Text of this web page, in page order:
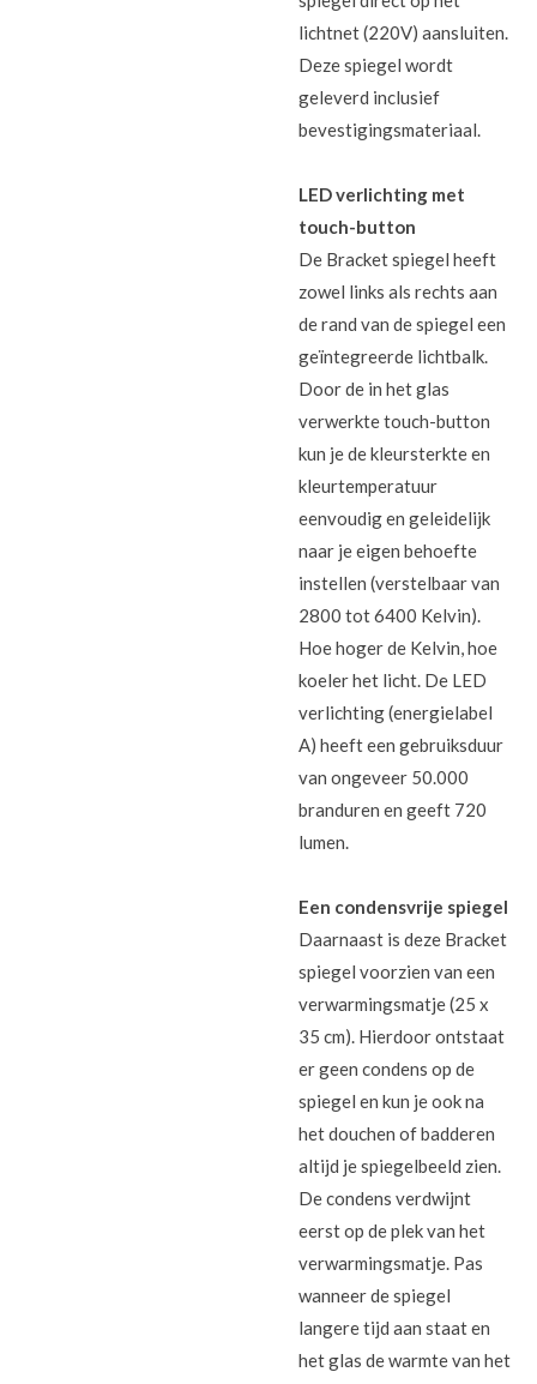
lichtnet (220V) aansluiten.
Deze spiegel wordt
geleverd inclusief
bevestigingsmateriaal.
LED verlichting met
touch-button
De Bracket spiegel heeft
zowel links als rechts aan
de rand van de spiegel een
geïntegreerde lichtbalk.
Door de in het glas
verwerkte touch-button
kun je de kleursterkte en
kleurtemperatuur
eenvoudig en geleidelijk
naar je eigen behoefte
instellen (verstelbaar van
2800 tot 6400 Kelvin).
Hoe hoger de Kelvin, hoe
koeler het licht. De LED
verlichting (energielabel
A) heeft een gebruiksduur
van ongeveer 50.000
branduren en geeft 720
lumen.
Een condensvrije spiegel
Daarnaast is deze Bracket
spiegel voorzien van een
verwarmingsmatje (25 x
35 cm). Hierdoor ontstaat
er geen condens op de
spiegel en kun je ook na
het douchen of badderen
altijd je spiegelbeeld zien.
De condens verdwijnt
eerst op de plek van het
verwarmingsmatje. Pas
wanneer de spiegel
langere tijd aan staat en
het glas de warmte van het